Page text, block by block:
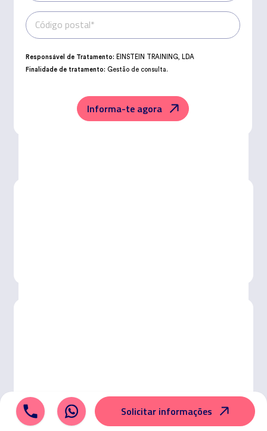
Telefone*
Código postal*
Responsável de Tratamento: EINSTEIN TRAINING, LDA
Finalidade de tratamento: Gestão de consulta.
aceder, retificar e excluir os dados, bem como outros direitos,
conforme o explicito naPolítica de Privacidade.
Informa-te agora
Solicitar informações